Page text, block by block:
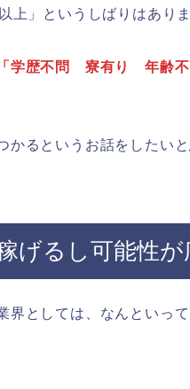
上」というしばりはありま
「学歴不問 寮有り 年齢不
るというお話をしたいと
げるし可能性が
としては、なんといって